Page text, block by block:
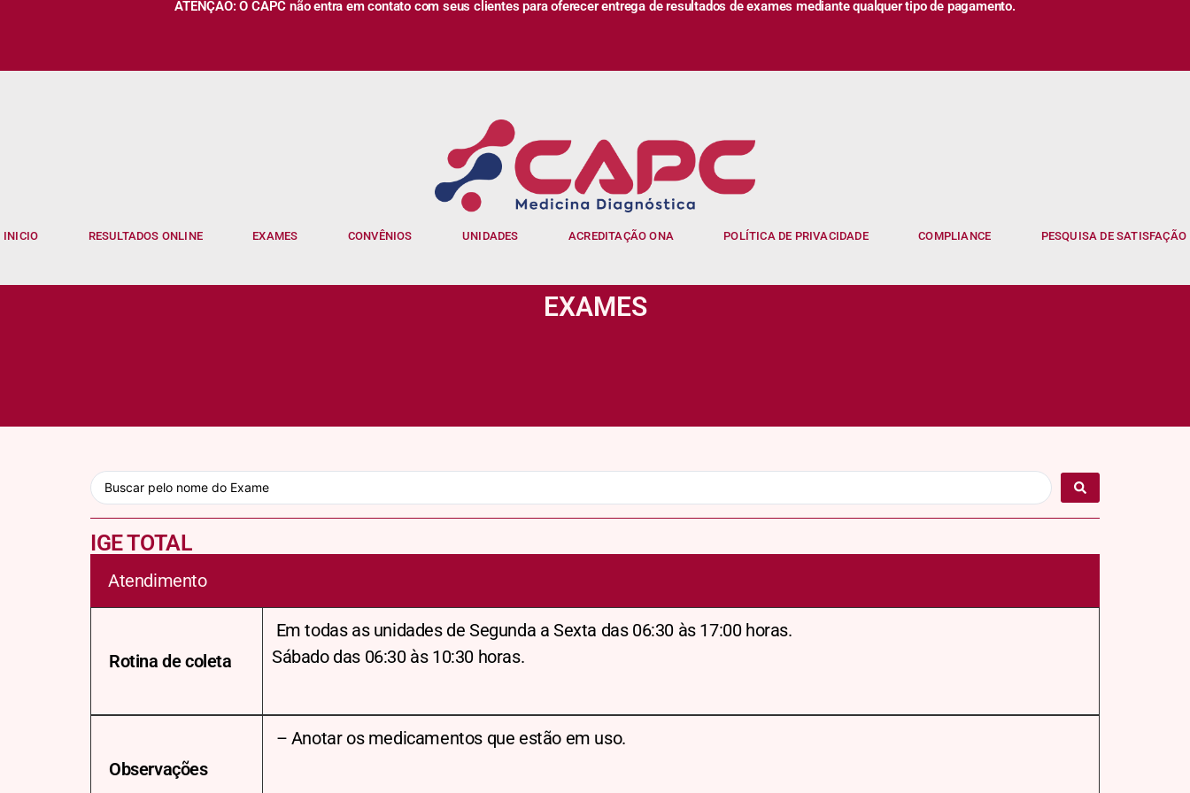
ATENÇÃO: O CAPC não entra em contato com seus clientes para oferecer entrega de resultados de exames mediante qualquer tipo de pagamento.
INICIO RESULTADOS ONLINE EXAMES CONVÊNIOS UNIDADES ACREDITAÇÃO ONA POLÍTICA DE PRIVACIDADE COMPLIANCE PESQUISA DE SATISFAÇÃO
EXAMES
IGE TOTAL
Atendimento
Rotina de coleta
Em todas as unidades de Segunda a Sexta das 06:30 às 17:00 horas.
Sábado das 06:30 às 10:30 horas.
Observações
– Anotar os medicamentos que estão em uso.